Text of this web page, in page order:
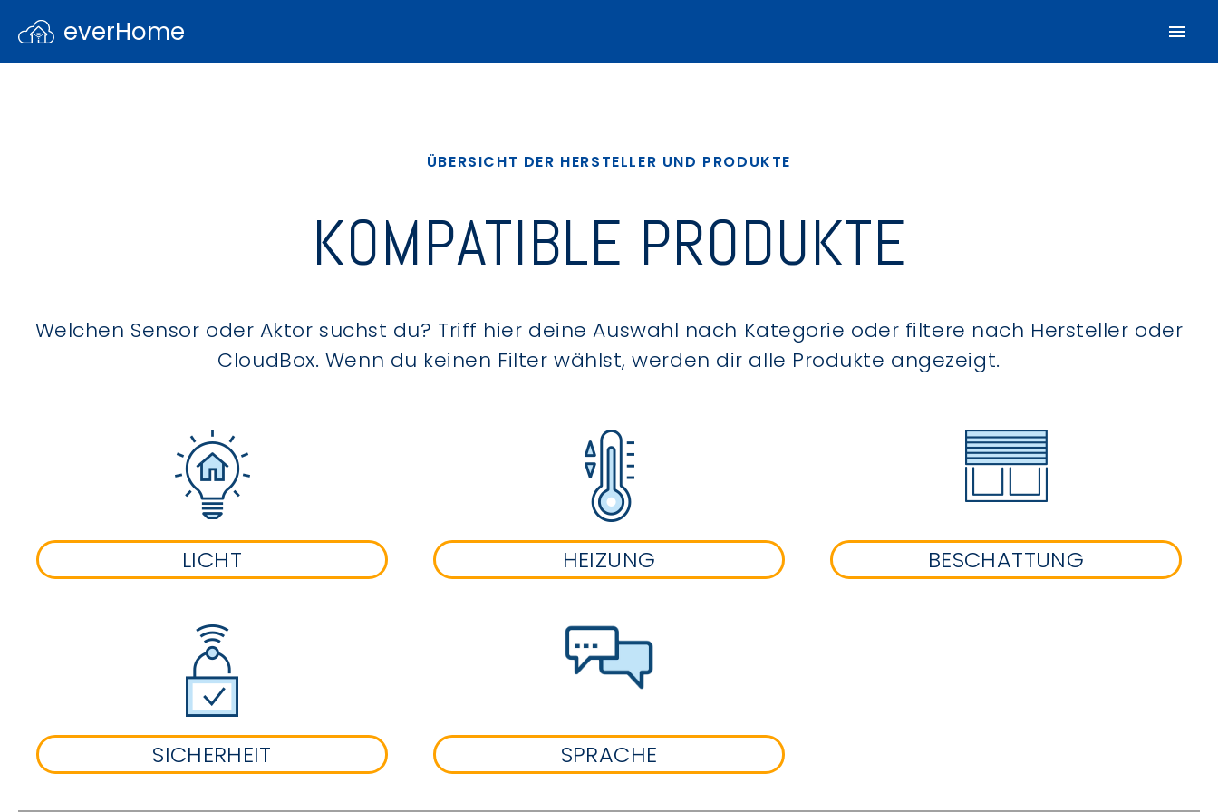
everHome
ÜBERSICHT DER HERSTELLER UND PRODUKTE
KOMPATIBLE PRODUKTE
Welchen Sensor oder Aktor suchst du? Triff hier deine Auswahl nach Kategorie oder filtere nach Hersteller oder
CloudBox. Wenn du keinen Filter wählst, werden dir alle Produkte angezeigt.
LICHT HEIZUNG BESCHATTUNG
SICHERHEIT SPRACHE